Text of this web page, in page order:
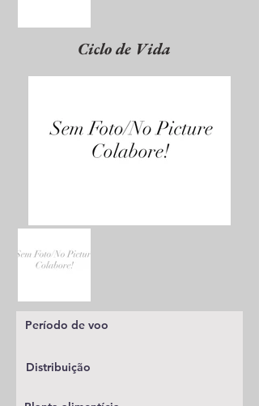
Ciclo de Vida
Período de voo
Distribuição